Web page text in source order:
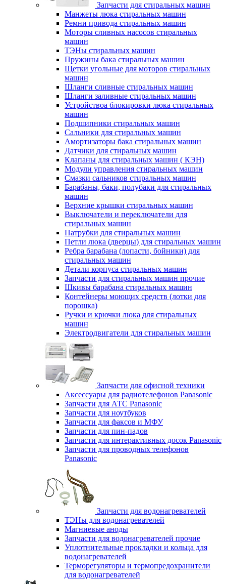
Запчасти для стиральных машин
Манжеты люка стиральных машин
Ремни привода стиральных машин
Моторы сливных насосов стиральных
машин
ТЭНы стиральных машин
Пружины бака стиральных машин
Щетки угольные для моторов стиральных
машин
Шланги сливные стиральных машин
Шланги заливные стиральных машин
Устройствоа блокировки люка стиральных
машин
Подшипники стиральных машин
Сальники для стиральных машин
Амортизаторы бака стиральных машин
Датчики для стиральных машин
Клапаны для стиральных машин ( КЭН)
Модули управления стиральных машин
Смазки сальников стиральных машин
Барабаны, баки, полубаки для стиральных
машин
Верхние крышки стиральных машин
Выключатели и переключатели для
стиральных машин
Патрубки для стиральных машин
Петли люка (дверцы) для стиральных машин
Ребра барабана (лопасти, бойники) для
стиральных машин
Детали корпуса стиральных машин
Запчасти для стиральных машин прочие
Шкивы барабана стиральных машин
Контейнеры моющих средств (лотки для
порошка)
Ручки и крючки люка для стиральных
машин
Электродвигатели для стиральных машин
Запчасти для офисной техники
Аксессуары для радиотелефонов Panasonic
Запчасти для АТС Panasonic
Запчасти для ноутбуков
Запчасти для факсов и МФУ
Запчасти для пин-падов
Запчасти для интерактивных досок Panasonic
Запчасти для проводных телефонов
Panasonic
Запчасти для водонагревателей
ТЭНы для водонагревателей
Магниевые аноды
Запчасти для водонагревателей прочие
Уплотнительные прокладки и кольца для
водонагревателей
Терморегуляторы и термопредохранители
для водонагревателей